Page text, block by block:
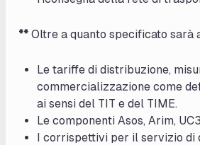
**Oltre a quanto specificato sarà
Le tariffe di distribuzione,
commercializzazione come
ai sensi del TIT e del TIME.
Le componenti Asos, Arim,
I corrispettivi per il servizio di